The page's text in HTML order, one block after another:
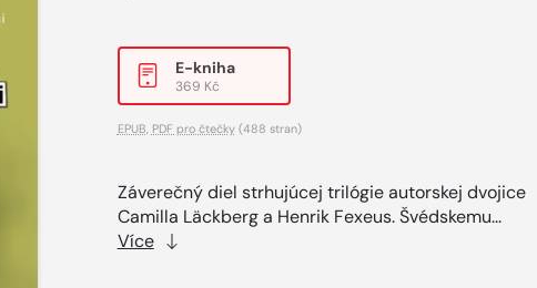
E-kniha
369 Kč
EPUB PDF pro čtečky(488 stran)
Záverečný diel strhujúcej trilógie autorskej dvojice
Camilla Läckberg a Henrik Fexeus. Švédskemu...
Více